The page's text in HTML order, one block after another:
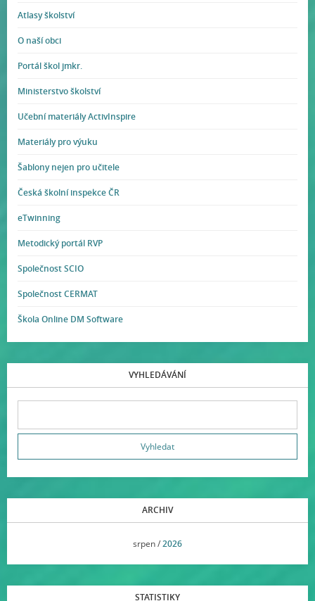
Atlasy školství
O naší obci
Portál škol jmkr.
Ministerstvo školství
Učební materiály ActivInspire
Materiály pro výuku
Šablony nejen pro učitele
Česká školní inspekce ČR
eTwinning
Metodický portál RVP
Společnost SCIO
Společnost CERMAT
Škola Online DM Software
VYHLEDÁVÁNÍ
ARCHIV
srpen /2026
STATISTIKY